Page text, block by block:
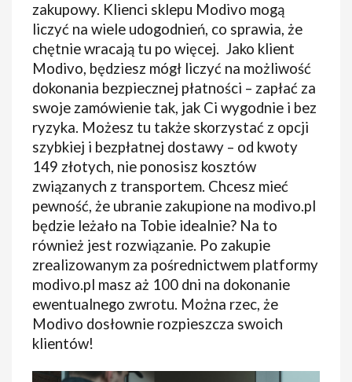
zakupowy. Klienci sklepu Modivo mogą
liczyć na wiele udogodnień, co sprawia, że
chętnie wracają tu po więcej. Jako klient
Modivo, będziesz mógł liczyć na możliwość
dokonania bezpiecznej płatności – zapłać za
swoje zamówienie tak, jak Ci wygodnie i bez
ryzyka. Możesz tu także skorzystać z opcji
szybkiej i bezpłatnej dostawy – od kwoty
149 złotych, nie ponosisz kosztów
związanych z transportem. Chcesz mieć
pewność, że ubranie zakupione na modivo.pl
będzie leżało na Tobie idealnie? Na to
również jest rozwiązanie. Po zakupie
zrealizowanym za pośrednictwem platformy
modivo.pl masz aż 100 dni na dokonanie
ewentualnego zwrotu. Można rzec, że
Modivo dosłownie rozpieszcza swoich
klientów!